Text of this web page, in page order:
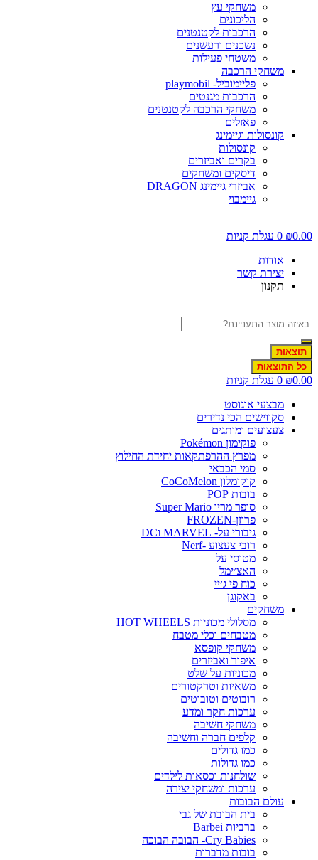
משחקי עץ
הליכונים
הרכבות לקטנטנים
נשכנים ורעשנים
משטחי פעילות
משחקי הרכבה
פליימוביל- playmobil
הרכבות מגנטים
משחקי הרכבה לקטנטנים
פאזלים
קונסולות וגיימינג
קונסולות
בקרים ואביזרים
דיסקים ומשחקים
אביזרי גיימינג DRAGON
גיימבוי
₪
0 עגלת קניות
אודות
יצירת קשר
תקנון
תוצאות
כל התוצאות
₪
0 עגלת קניות
מבצעי אוגוסט
סקווישים הכי נדירים
צעצועים ומותגים
פוקימון Pokémon
מפרץ ההרפתקאות יחידת החילוץ
סמי הכבאי
קוקומלון CoCoMelon
בובות POP
סופר מריו Super Mario
פרוזן-FROZEN
גיבורי על- MARVEL וDC
רובי צעצוע -Nerf
מטוסי על
האצ׳ימל
כוח פי ג׳יי
באקוגן
משחקים
מסלולי מכוניות HOT WHEELS
מטבחים וכלי מטבח
משחקי קופסא
איפור ואביזרים
מכוניות על שלט
משאיות וטרקטורים
רובוטים וטובוטים
ערכות חקר ומדע
משחקי חשיבה
קלפים חברה וחשיבה
כמו גדולים
כמו גדולות
שולחנות וכסאות לילדים
ערכות ומשחקי יצירה
עולם הבובות
בית הבובת של גבי
ברביות Barbei
Cry Babies- הבובה הבוכה
בובות מדברות